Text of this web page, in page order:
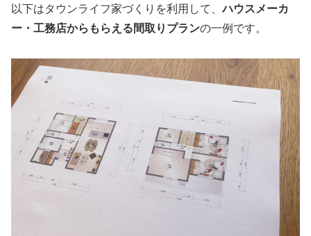
以下はタウンライフ家づくりを利用して、ハウスメーカ
ー・工務店からもらえる間取りプランの一例です。